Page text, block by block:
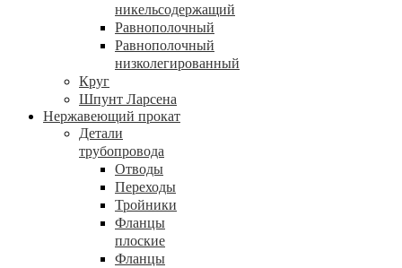
никельсодержащий
Равнополочный
Равнополочный
низколегированный
Круг
Шпунт Ларсена
Нержавеющий прокат
Детали
трубопровода
Отводы
Переходы
Тройники
Фланцы
плоские
Фланцы